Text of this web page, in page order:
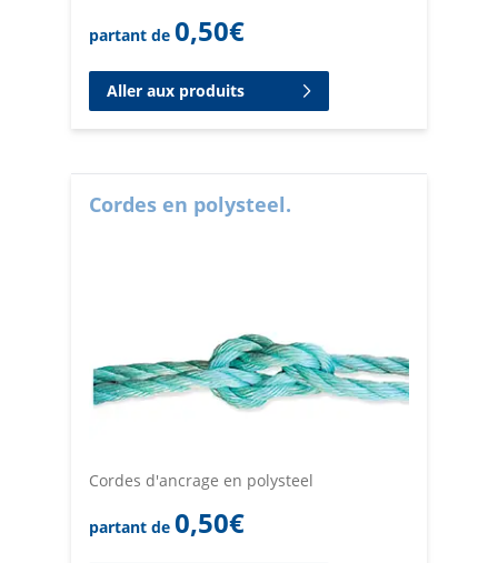
partant de 0,50€
Aller aux produits
Cordes en polysteel.
Cordes d'ancrage en polysteel
partant de 0,50€